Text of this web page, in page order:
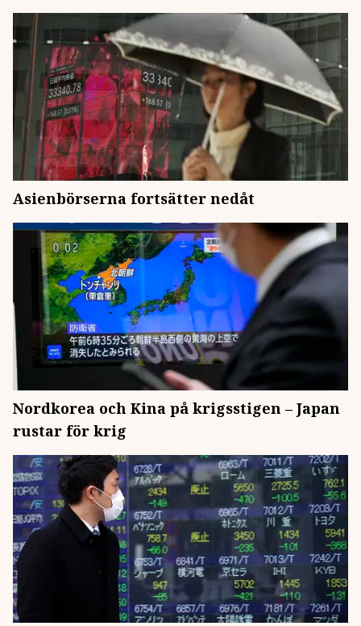
Asienbörserna fortsätter nedåt
Nordkorea och Kina på krigsstigen – Japan
rustar för krig